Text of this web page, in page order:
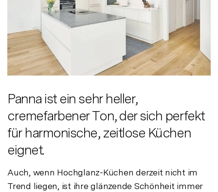
Panna ist ein sehr heller,
cremefarbener Ton, der sich perfekt
für harmonische, zeitlose Küchen
eignet.
Auch, wenn Hochglanz-Küchen derzeit nicht im
Trend liegen, ist ihre glänzende Schönheit immer